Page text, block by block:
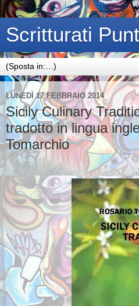
Scritturati
LUNEDÌ 17 FEBBRAIO 2014
Sicily Culinary
tradotto in lingua
Tomarchio